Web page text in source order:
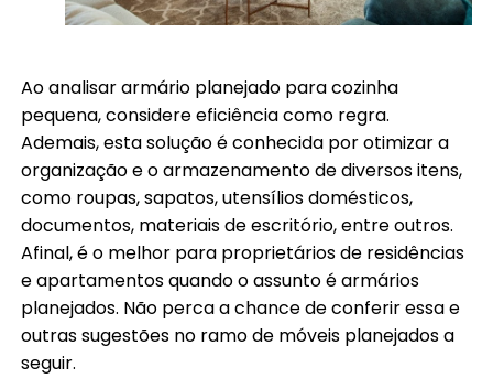
Ao analisar armário planejado para cozinha
pequena, considere eficiência como regra.
Ademais, esta solução é conhecida por otimizar a
organização e o armazenamento de diversos itens,
como roupas, sapatos, utensílios domésticos,
documentos, materiais de escritório, entre outros.
Afinal, é o melhor para proprietários de residências
e apartamentos quando o assunto é armários
planejados. Não perca a chance de conferir essa e
outras sugestões no ramo de móveis planejados a
seguir.